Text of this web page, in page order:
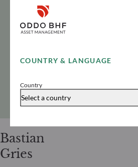
COUNTRY & LANGUAGE
Country
Select a country
Bastian
Gries